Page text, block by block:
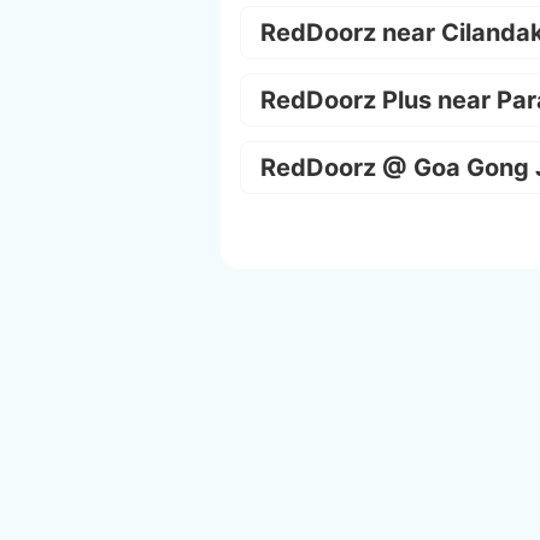
RedDoorz near
RedDoorz Plus near
RedDoorz @ Goa